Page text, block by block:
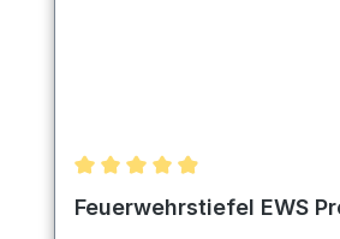
Durchschnittliche
Feuerwehrstiefel EWS